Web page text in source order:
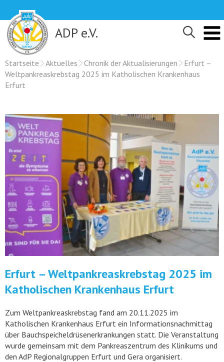
content
ADP e.V.
Startseite Aktuelles Chronik der Aktualisierungen
Erfurt –
Weltpankreaskrebstag 2025 im Katholischen Krankenhaus
Erfurt
Erfurt – Weltpankreaskrebstag 2025 im
Katholischen Krankenhaus Erfurt
Zum Weltpankreaskrebstag fand am 20.11.2025 im
Katholischen Krankenhaus Erfurt ein Informationsnachmittag
über Bauchspeicheldrüsenerkrankungen statt. Die Veranstaltung
wurde gemeinsam mit dem Pankreaszentrum des Klinikums und
den AdP Regionalgruppen Erfurt und Gera organisiert.